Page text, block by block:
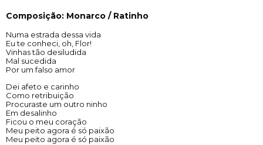
Composição: Monarco / Ratinho
Numa estrada dessa vida
Eu te conheci, oh, Flor!
Vinhas tão desiludida
Mal sucedida
Por um falso amor
Dei afeto e carinho
Como retribuição
Procuraste um outro ninho
Em desalinho
Ficou o meu coração
Meu peito agora é só paixão
Meu peito agora é só paixão